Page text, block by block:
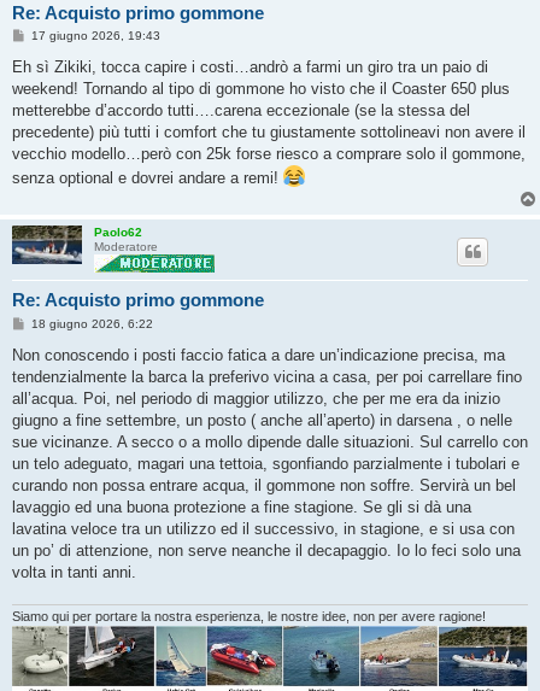
Re: Acquisto primo gommone
M
s
a
g
i
o
17 giugno 2026, 19:43
Eh sì Zikiki, tocca capire i costi…andrò a farmi un giro tra un paio di
weekend! Tornando al tipo di gommone ho visto che il Coaster 650 plus
metterebbe d’accordo tutti….carena eccezionale (se la stessa del
precedente) più tutti i comfort che tu giustamente sottolineavi non avere il
vecchio modello…però con 25k forse riesco a comprare solo il gommone,
senza optional e dovrei andare a remi!
Paolo62
Moderatore
Re: Acquisto primo gommone
M
s
a
g
i
o
18 giugno 2026, 6:22
Non conoscendo i posti faccio fatica a dare un’indicazione precisa, ma
tendenzialmente la barca la preferivo vicina a casa, per poi carrellare fino
all’acqua. Poi, nel periodo di maggior utilizzo, che per me era da inizio
giugno a fine settembre, un posto ( anche all’aperto) in darsena , o nelle
sue vicinanze. A secco o a mollo dipende dalle situazioni. Sul carrello con
un telo adeguato, magari una tettoia, sgonfiando parzialmente i tubolari e
curando non possa entrare acqua, il gommone non soffre. Servirà un bel
lavaggio ed una buona protezione a fine stagione. Se gli si dà una
lavatina veloce tra un utilizzo ed il successivo, in stagione, e si usa con
un po’ di attenzione, non serve neanche il decapaggio. Io lo feci solo una
volta in tanti anni.
Siamo qui per portare la nostra esperienza, le nostre idee, non per avere ragione!